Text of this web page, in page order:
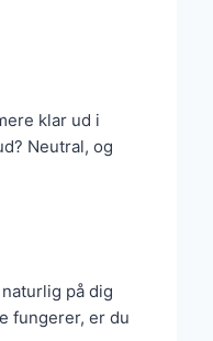
klar ud i
Neutral, og
på dig
fungerer, er du